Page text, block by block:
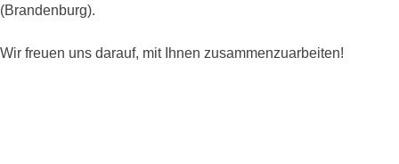
(Brandenburg).
Wir freuen uns darauf, mit Ihnen zusammenzuarbeiten!